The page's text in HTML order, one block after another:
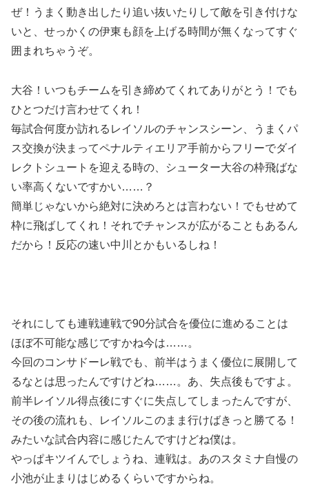
ぜ！うまく動き出したり追い抜いたりして敵を引き付けな
いと、せっかくの伊東も顔を上げる時間が無くなってすぐ
囲まれちゃうぞ。
大谷！いつもチームを引き締めてくれてありがとう！でも
ひとつだけ言わせてくれ！
毎試合何度か訪れるレイソルのチャンスシーン、うまくパ
ス交換が決まってペナルティエリア手前からフリーでダイ
レクトシュートを迎える時の、シューター大谷の枠飛ばな
い率高くないですかい……？
簡単じゃないから絶対に決めろとは言わない！でもせめて
枠に飛ばしてくれ！それでチャンスが広がることもあるん
だから！反応の速い中川とかもいるしね！
それにしても連戦連戦で90分試合を優位に進めることは
ほぼ不可能な感じですかね今は……。
今回のコンサドーレ戦でも、前半はうまく優位に展開して
るなとは思ったんですけどね……。あ、失点後もですよ。
前半レイソル得点後にすぐに失点してしまったんですが、
その後の流れも、レイソルこのまま行けばきっと勝てる！
みたいな試合内容に感じたんですけどね僕は。
やっぱキツイんでしょうね、連戦は。あのスタミナ自慢の
小池が止まりはじめるくらいですからね。